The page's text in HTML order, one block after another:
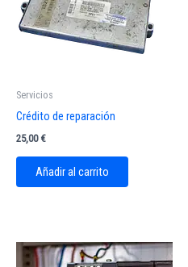
Servicios
Crédito de reparación
25,00 €
Añadir al carrito